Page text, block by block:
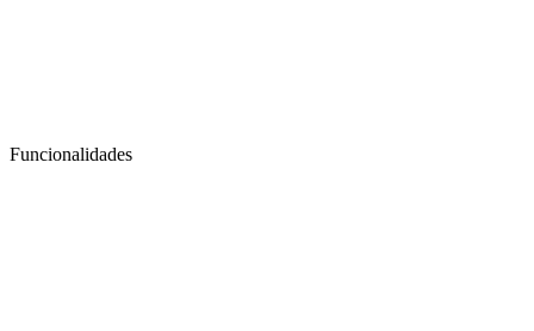
Funcionalidades